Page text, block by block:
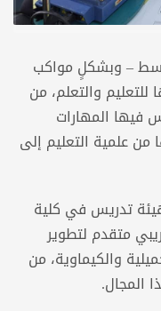
– وبشكلٍ مواكب
للتعليم والتعلم، من
فيها المهارات
من علمية التعليم إلى
تدريس في كلية
متقدم لتطوير
والكيماوية، من
المجال.